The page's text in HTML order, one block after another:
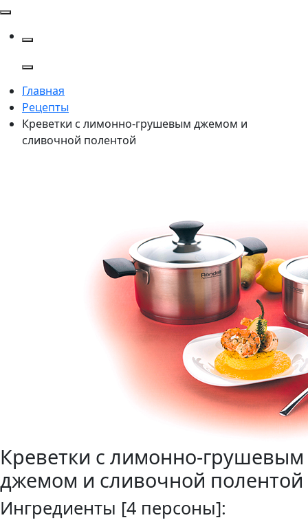
Главная
Рецепты
Креветки с лимонно-грушевым джемом и
сливочной полентой
Креветки с лимонно-грушевым
джемом и сливочной полентой
Ингредиенты [4 персоны]: